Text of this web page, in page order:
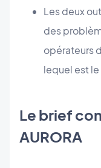
Les deux
des
opérateurs
lequel est le
Le brief
AURORA